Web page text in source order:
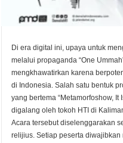
Di era digital ini, upaya untuk
melalui propaganda “One
mengkhawatirkan karena
di Indonesia. Salah satu bentuk
yang bertema “Metamorfoshow, It
digalang oleh tokoh HTI di
Acara tersebut diselenggarakan
relijius. Setiap peserta diwajibkan